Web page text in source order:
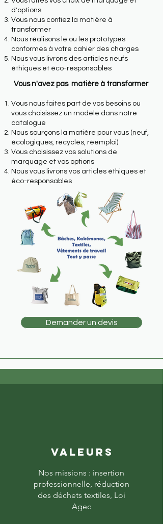
d'options
Vous nous confiez la matière à
transformer
Nous réalisons le ou les prototypes
conformes à votre cahier des charges
Nous vous livrons des articles neufs
éthiques et éco-responsables
​Vous n'avez pas matière à transformer
Vous nous faites part de vos besoins ou
vous choisissez un modèle dans notre
catalogue
Nous sourçons la matière pour vous (neuf,
écologiques, recyclés, réemploi)
Vous choisissez vos solutions de
marquage et vos options
Nous vous livrons vos articles éthiques et
éco-responsables
Demander un devis
valeurs
Nos missions : insertion
professionnelle, réduction
des déchets textiles, Loi
Agec